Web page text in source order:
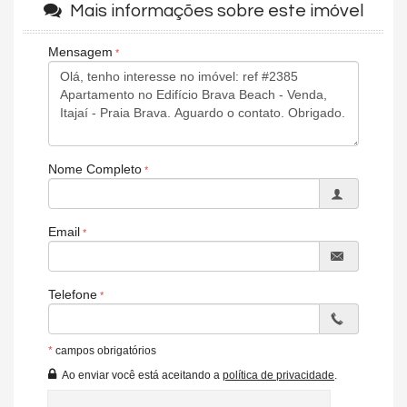
Área de Serviço
Home Office
Piscina Privativa
Sala de Jantar
Espaço Gourmet
Jardim
Lavabo
Sala de TV
Características do Empreendimento
Gerador
Sala de Jogos
Salão de Festas
Espaço Fitness
Portaria 24h
Playground
Brinquedoteca
Mais informações sobre este imóvel
Mensagem
Nome Completo
Email
Telefone
* campos obrigatórios
Ao enviar você está aceitando a política de privacidade